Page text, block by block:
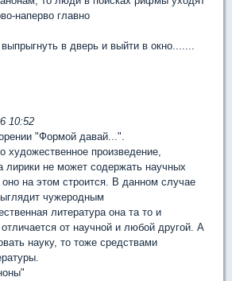
наперво главно
в дверь и выйти в окно.......
10:52
"Формой давай...".
художественное произведение,
лирики не может содержать научных
на этом строится. В данном случае
чужеродным
литература она та то и
от научной и любой другой. А
науку, то тоже средствами